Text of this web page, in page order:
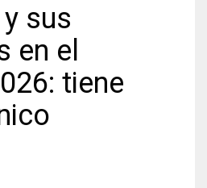
sus
en el
tiene